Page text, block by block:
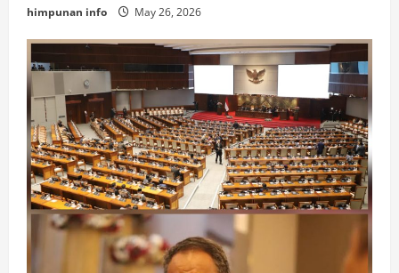
himpunan info May 26, 2026